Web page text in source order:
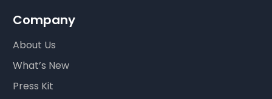
Company
About Us
What’s New
Press Kit